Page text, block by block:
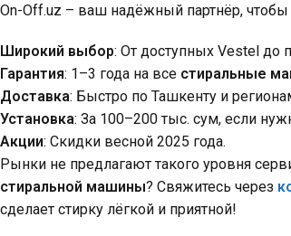
On-Off.uz – ваш надёжный партнёр, чтобы
Широкий выбор: От доступных Vestel до
Гарантия: 1–3 года на все стиральные
Доставка: Быстро по Ташкенту и
Установка: За 100–200 тыс. сум, если
Акции: Скидки весной 2025 года.
Рынки не предлагают такого уровня
стиральной машины? Свяжитесь через
сделает стирку лёгкой и приятной!